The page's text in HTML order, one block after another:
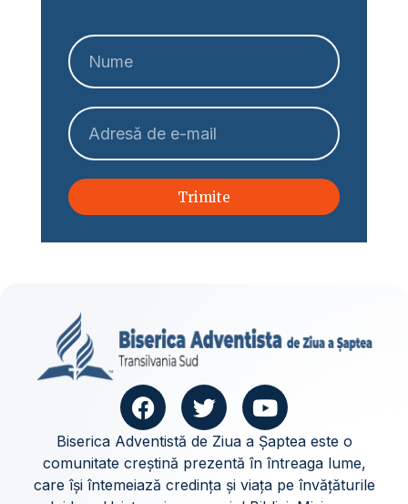
Trimite
Biserica Adventistă de Ziua a Șaptea este o
comunitate creștină prezentă în întreaga lume,
care își întemeiază credința și viața pe învățăturile